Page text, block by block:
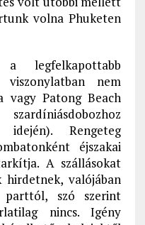
volna Phuketen
legfelkapottabb
viszonylatban nem
vagy Patong Beach
Rengeteg
éjszakai
A szállásokat
valójában
szó szerint
nincs. Igény